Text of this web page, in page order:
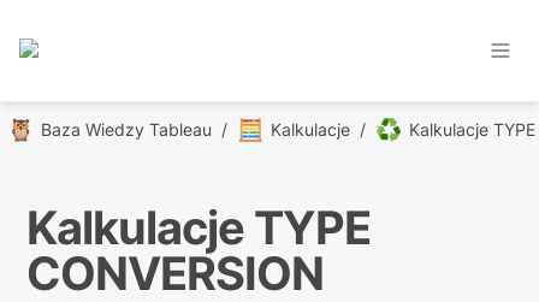
🦉 Baza Wiedzy Tableau / 🧮 Kalkulacje / ♻️
Kalkulacje TYPE
CONVERSION